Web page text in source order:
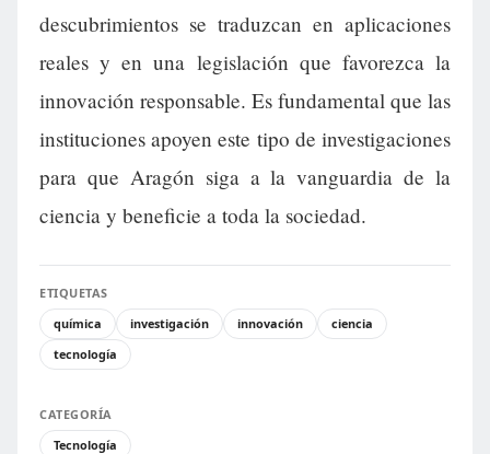
descubrimientos se traduzcan en aplicaciones
reales y en una legislación que favorezca la
innovación responsable. Es fundamental que las
instituciones apoyen este tipo de investigaciones
para que Aragón siga a la vanguardia de la
ciencia y beneficie a toda la sociedad.
ETIQUETAS
química
investigación innovación
ciencia
tecnología
CATEGORÍA
Tecnología